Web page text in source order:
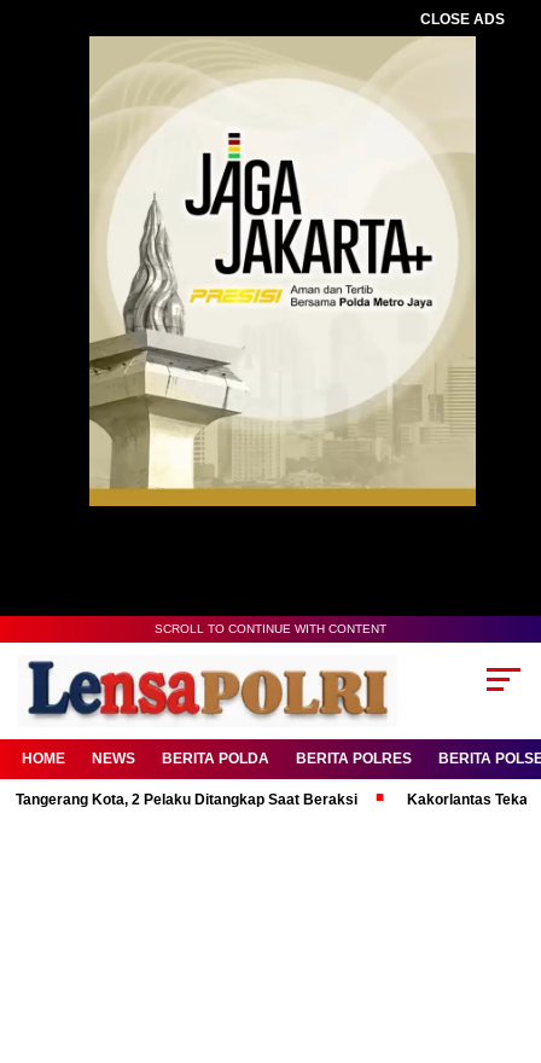
CLOSE ADS
SCROLL TO CONTINUE WITH CONTENT
HOME NEWS BERITA POLDA BERITA POLRES BERITA
Kota, 2 Pelaku Ditangkap Saat Beraksi Kakorlantas Tekankan